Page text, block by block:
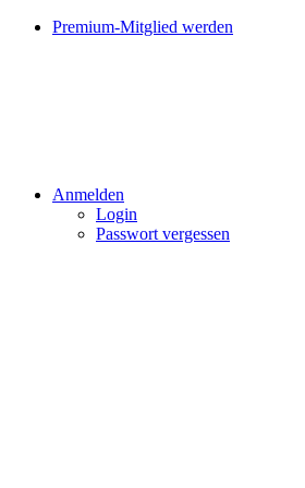
Premium-Mitglied werden
Anmelden
Login
Passwort vergessen